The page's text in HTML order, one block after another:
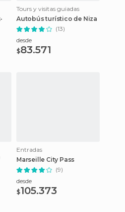
Tours y visitas guiadas
Autobús turístico de Niza
(13)
desde
$83.571
Entradas
Marseille City Pass
(9)
desde
$105.373